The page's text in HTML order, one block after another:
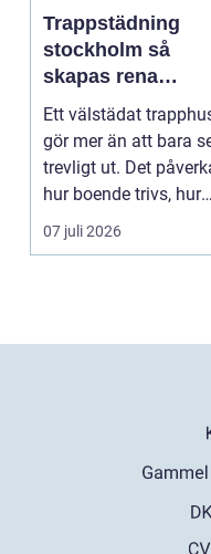
Trappstädning
stockholm så
skapas rena
trapphus som
håller över tid
Ett välstädat
gör mer än att bara
trevligt ut. Det
hur boende trivs, hur
besöka...
07 juli 2026